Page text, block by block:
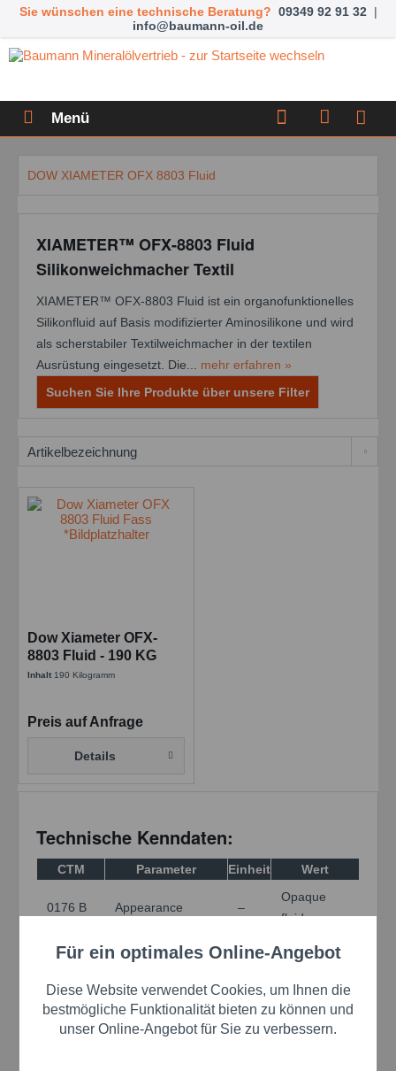
Sie wünschen eine technische Beratung? 09349 92 91 32 |
info@baumann-oil.de
Menü
DOW XIAMETER OFX 8803 Fluid
XIAMETER™ OFX-8803 Fluid
Silikonweichmacher Textil
XIAMETER™ OFX-8803 Fluid ist ein organofunktionelles
Silikonfluid auf Basis modifizierter Aminosilikone und wird
als scherstabiler Textilweichmacher in der textilen
Ausrüstung eingesetzt. Die... mehr erfahren »
Suchen Sie Ihre Produkte über unsere Filter
Dow Xiameter OFX-
8803 Fluid - 190 KG
Fass
Inhalt 190 Kilogramm
Preis auf Anfrage
Details
Technische Kenndaten:
CTM Parameter Einheit Wert
0176 B Appearance –
Opaque
fluid
0050
Viscosity cP
2000–
0094 Nitrogen content % 0.20–0.25
Nonvolatile
95
Funktionale Aktiv
Marketing Aktiv
Für ein optimales Online-Angebot
Diese Website verwendet Cookies, um Ihnen die
bestmögliche Funktionalität bieten zu können und
unser Online-Angebot für Sie zu verbessern.